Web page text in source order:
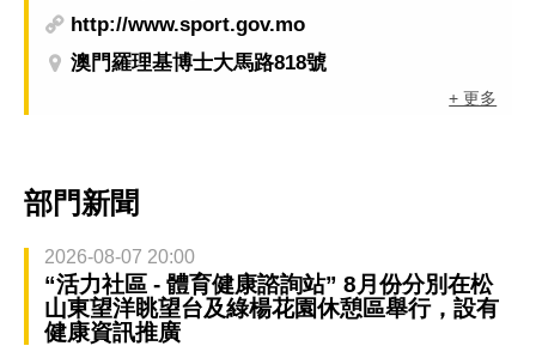
http://www.sport.gov.mo
澳門羅理基博士大馬路818號
+ 更多
部門新聞
2026-08-07 20:00
“活力社區 - 體育健康諮詢站” 8月份分別在松
山東望洋眺望台及綠楊花園休憩區舉行，設有
健康資訊推廣